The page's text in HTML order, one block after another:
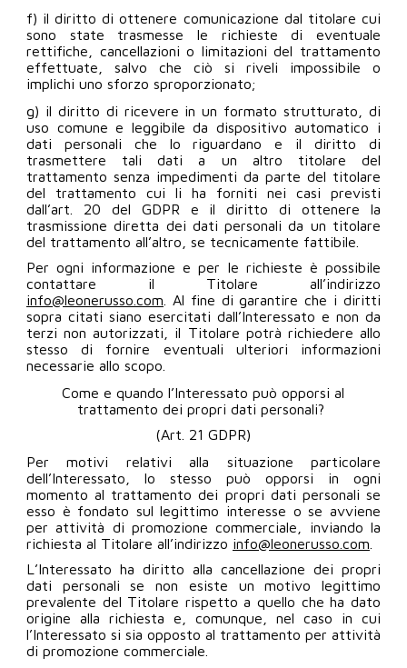
f) il diritto di ottenere comunicazione dal titolare cui
sono state trasmesse le richieste di eventuale
rettifiche, cancellazioni o limitazioni del trattamento
effettuate, salvo che ciò si riveli impossibile o
implichi uno sforzo sproporzionato;
g) il diritto di ricevere in un formato strutturato, di
uso comune e leggibile da dispositivo automatico i
dati personali che lo riguardano e il diritto di
trasmettere tali dati a un altro titolare del
trattamento senza impedimenti da parte del titolare
del trattamento cui li ha forniti nei casi previsti
dall’art. 20 del GDPR e il diritto di ottenere la
trasmissione diretta dei dati personali da un titolare
del trattamento all’altro, se tecnicamente fattibile.
Per ogni informazione e per le richieste è possibile
contattare il Titolare all’indirizzo
info@leonerusso.com . Al fine di garantire che i diritti
sopra citati siano esercitati dall’Interessato e non da
terzi non autorizzati, il Titolare potrà richiedere allo
stesso di fornire eventuali ulteriori informazioni
necessarie allo scopo.
Come e quando l’Interessato può opporsi al
trattamento dei propri dati personali?
(Art. 21 GDPR)
Per motivi relativi alla situazione particolare
dell’Interessato, lo stesso può opporsi in ogni
momento al trattamento dei propri dati personali se
esso è fondato sul legittimo interesse o se avviene
per attività di promozione commerciale, inviando la
richiesta al Titolare all’indirizzo info@leonerusso.com
L’Interessato ha diritto alla cancellazione dei propri
dati personali se non esiste un motivo legittimo
prevalente del Titolare rispetto a quello che ha dato
origine alla richiesta e, comunque, nel caso in cui
l’Interessato si sia opposto al trattamento per attività
di promozione commerciale.